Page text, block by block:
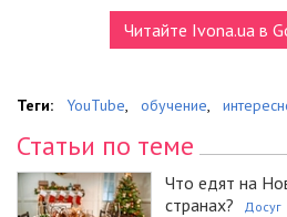
Читайте Ivona.ua в
Теги: YouTube, обучение,
Статьи по теме
Что едят на
странах?
Досуг